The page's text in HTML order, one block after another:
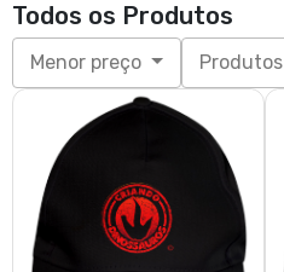
Todos os Produtos
Menor preço Produtos